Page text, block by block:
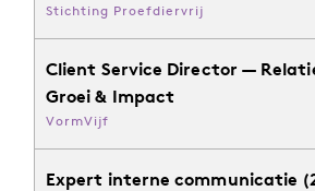
Stichting Proefdiervrij
Client Service Director —
Groei & Impact
VormVijf
Expert interne communicatie